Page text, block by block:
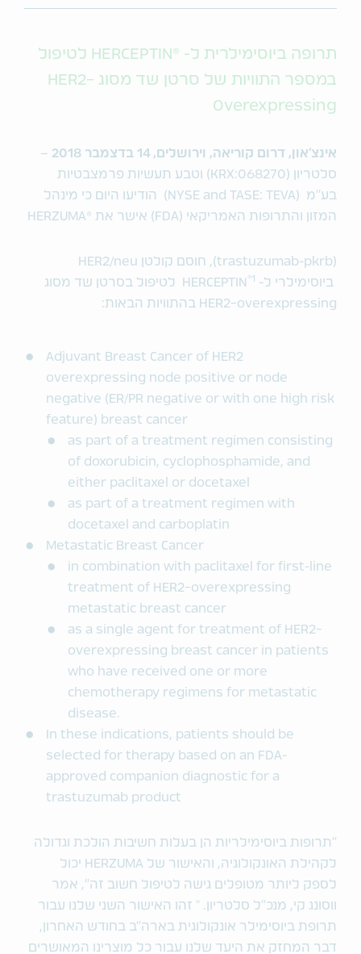
תרופה ביוסימילרית ל- ®HERCEPTIN לטיפול
במספר התוויות של סרטן שד מסוג HER2-
Overexpressing
אינצ'און, דרום קוריאה, וירושלים, 14 בדצמבר 2018
–
סלטריון (KRX:068270) וטבע תעשיות פרמצבטיות
בע"מ (NYSE and TASE: TEVA) הודיעו היום כי מינהל
המזון והתרופות האמריקאי (FDA) אישר את
®
HERZUMA
(trastuzumab-pkrb), חוסם קולטן HER2/neu
ביוסימילרי ל- HERCEPTIN
®1
לטיפול בסרטן שד מסוג
HER2-overexpressing בהתוויות הבאות:
Adjuvant Breast Cancer of HER2
overexpressing node positive or node
negative (ER/PR negative or with one high risk
feature) breast cancer
as part of a treatment regimen consisting
of doxorubicin, cyclophosphamide, and
either paclitaxel or docetaxel
as part of a treatment regimen with
docetaxel and carboplatin
Metastatic Breast Cancer
in combination with paclitaxel for first-line
treatment of HER2-overexpressing
metastatic breast cancer
as a single agent for treatment of HER2-
overexpressing breast cancer in patients
who have received one or more
chemotherapy regimens for metastatic
disease.
In these indications, patients should be
selected for therapy based on an FDA-
approved companion diagnostic for a
trastuzumab product
"תרופות ביוסימילריות הן בעלות חשיבות הולכת וגדולה
לקהילת האונקולוגיה, והאישור של HERZUMA יכול
לספק ליותר מטופלים גישה לטיפול חשוב זה", אמר
ווסונג קי, מנכ"ל סלטריון. " זהו האישור השני שלנו עבור
תרופת ביוסימילר אונקולוגית בארה"ב בחודש האחרון,
דבר המחזק את היעד שלנו עבור כל מוצרינו המאושרים